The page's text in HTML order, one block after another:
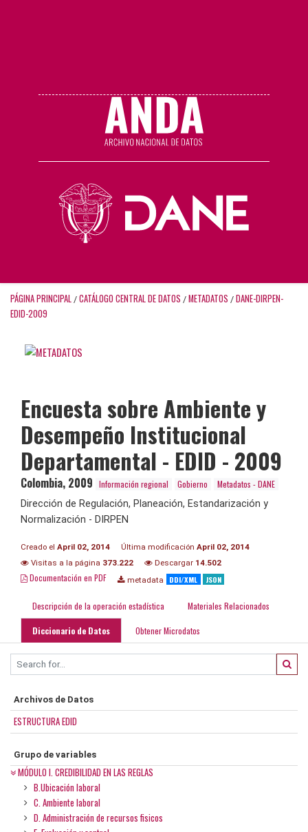
PÁGINA PRINCIPAL / CATÁLOGO CENTRAL DE DATOS / METADATOS / DANE-DIRPEN-
EDID-2009
Encuesta sobre Ambiente y
Desempeño Institucional
Departamental - EDID - 2009
Colombia, 2009 Información regional Gobierno
Metadatos - DANE
Dirección de Regulación, Planeación, Estandarización y
Normalización - DIRPEN
Creado el April 02, 2014 Última modificación April 02, 2014
Visitas a la página 373.222 Descargar 14.502
Documentación en PDF metadata DDI/XML JSON
Descripción de la operación estadística Materiales Relacionados
Diccionario de Datos Obtener Microdatos
Archivos de Datos
ESTRUCTURA EDID
Grupo de variables
MÓDULO I. CREDIBILIDAD EN LAS REGLAS
B.Ubicación laboral
C. Ambiente laboral
D. Administración de recursos fisicos